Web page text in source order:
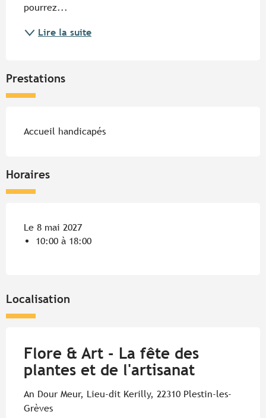
pourrez...
Lire la suite
Prestations
Accueil handicapés
Horaires
Le 8 mai 2027
10:00 à 18:00
Localisation
Flore & Art - La fête des
plantes et de l'artisanat
An Dour Meur, Lieu-dit Kerilly, 22310 Plestin-les-
Grèves